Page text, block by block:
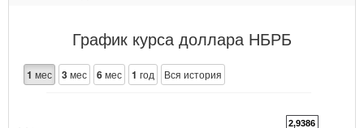
График курса доллара НБРБ
1 мес 3мес 6мес 1 год Вся история
2,9386